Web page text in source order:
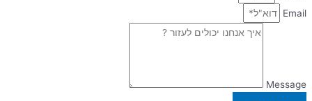
Email
Message